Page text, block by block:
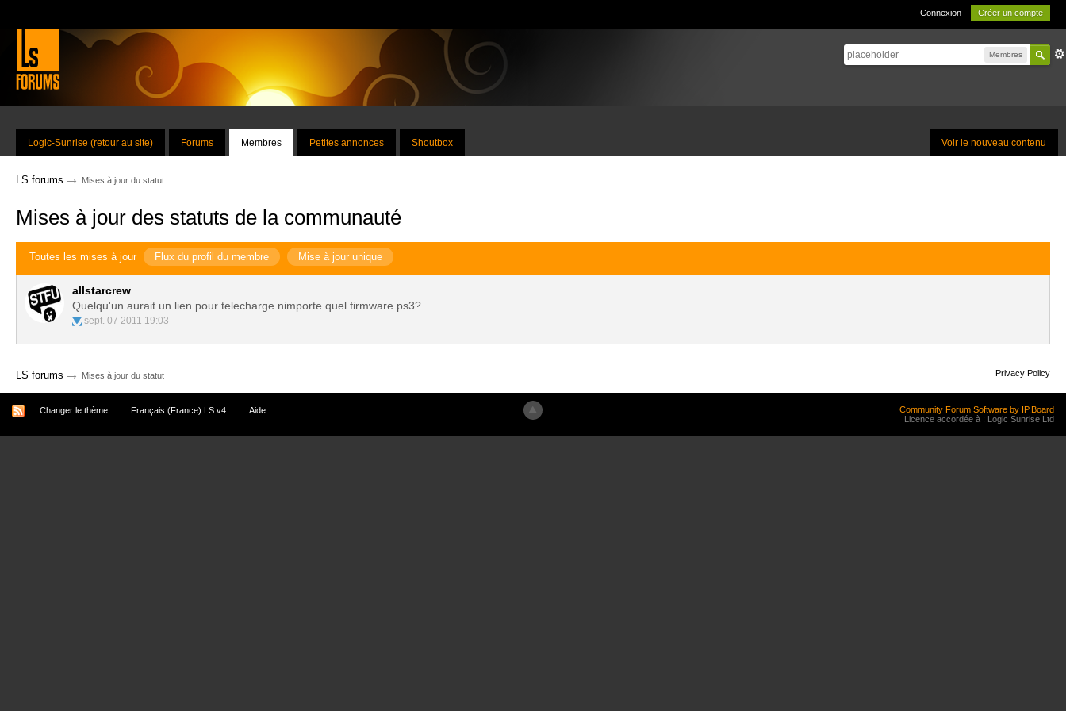
Connexion Créer un compte
Membres
Voir le nouveau contenu
Logic-Sunrise (retour au site) Forums Membres Petites annonces Shoutbox
LS forums → Mises à jour du statut
Mises à jour des statuts de la communauté
Toutes les mises à jour Flux du profil du membre Mise à jour unique
allstarcrew
Quelqu'un aurait un lien pour telecharge nimporte quel firmware ps3?
sept. 07 2011 19:03
LS forums → Mises à jour du statut Privacy Policy
Changer le thème Français (France) LS v4 Aide
Community Forum Software by IP.Board
Licence accordée à : Logic Sunrise Ltd